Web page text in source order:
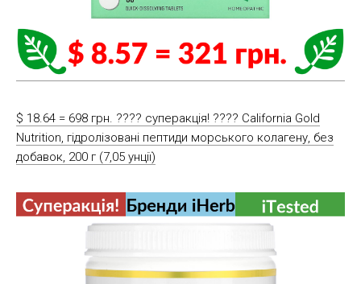
$ 18.64 = 698 грн. ???? cуперакція! ???? California Gold
Nutrition, гідролізовані пептиди морського колагену, без
добавок, 200 г (7,05 унції)